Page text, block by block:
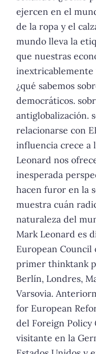
ejercen en el
de la ropa y el
mundo lleva la
que nuestras
inextricablemente
¿qué sabemos
democráticos.
antiglobalización.
relacionarse con
influencia crece a
Leonard nos
inesperada
hacen furor en la
muestra cuán
naturaleza del
Mark Leonard es
European Council
primer thinktank
Berlín, Londres,
Varsovia.
for European
del Foreign Policy
visitante en la